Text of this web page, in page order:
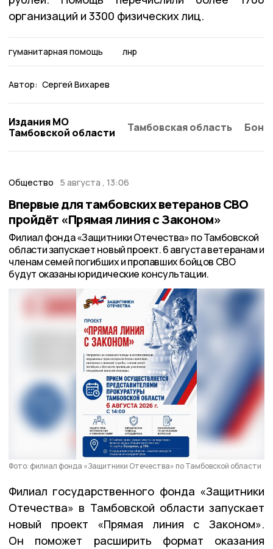
организаций и 3300 физических лиц.
гуманитарная помощь лнр
Автор: Сергей Вихарев
Издания МО
Тамбовской области
Тамбовская область
Общество 5 августа , 13:06
Впервые для тамбовских ветеранов СВО
пройдёт «Прямая линия с Законом»
Филиал фонда «Защитники Отечества» по Тамбовской
области запускает новый проект. 6 августа ветеранам и
членам семей погибших и пропавших бойцов СВО
будут оказаны юридические консультации.
Фото: филиал фонда «Защитники Отечества» по Тамбовской области
Филиал государственного фонда «Защитники
Отечества» в Тамбовской области запускает
новый проект «Прямая линия с Законом».
Он поможет расширить формат оказания